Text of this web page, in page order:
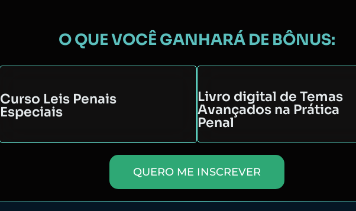
O QUE VOCÊ GANHARÁ DE BÔNUS:
Curso Leis Penais
Especiais
Livro digital de Temas
Avançados na Prática
Penal
QUERO ME INSCREVER